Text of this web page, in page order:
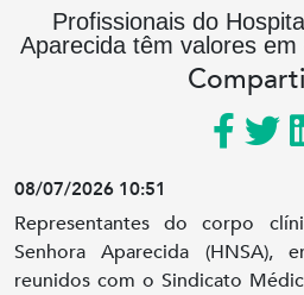
Profissionais do
Aparecida têm valores
08/07/2026 10:51
Representantes do corpo
Senhora Aparecida (HNSA),
reunidos com o Sindicato